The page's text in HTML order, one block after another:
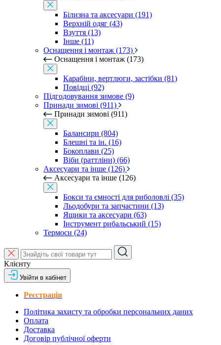
Білизна та аксесуари (191)
Верхній одяг (43)
Взуття (13)
Інше (11)
Оснащення і монтаж (173)
Оснащення і монтаж (173)
Карабіни, вертлюги, застібки (81)
Повідці (92)
Підгодовування зимове (9)
Принади зимові (911)
Принади зимові (911)
Балансири (804)
Блешні та ін. (16)
Бокоплави (25)
Віби (раттліни) (66)
Аксесуари та інше (126)
Аксесуари та інше (126)
Бокси та ємності для риболовлі (35)
Льодобури та запчастини (13)
Ящики та аксесуари (63)
Інструмент рибальський (15)
Термоси (24)
Клієнту
Увійти в кабінет
Реєстрація
Політика захисту та обробки персональних даних
Оплата
Доставка
Договір публічної оферти